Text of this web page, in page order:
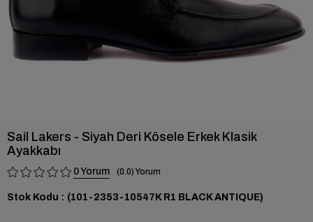
Sail Lakers - Siyah Deri Kösele Erkek Klasik
Ayakkabı
0 0.0
Stok Kodu (101-2353-10547K R1 BLACK ANTIQUE)